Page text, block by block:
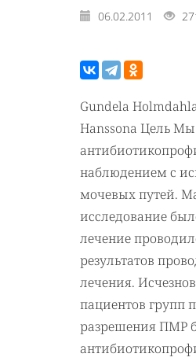
06.02.2011
Gundela
Hanssona Цель
наблюдением с
мочевых путей.
исследование
лечение
результатов
лечения.
пациентов групп
разрешения ПМР